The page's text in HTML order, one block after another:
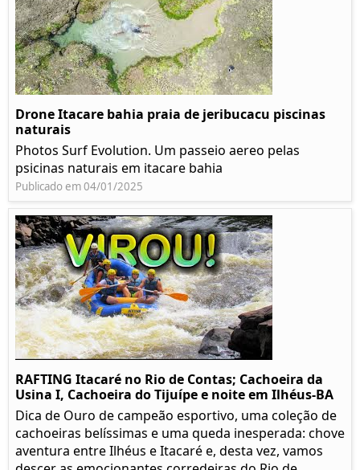
Drone Itacare bahia praia de jeribucacu piscinas
naturais
Photos Surf Evolution. Um passeio aereo pelas
psicinas naturais em itacare bahia
Publicado em 04/01/2025
RAFTING Itacaré no Rio de Contas; Cachoeira da
Usina I, Cachoeira do Tijuípe e noite em Ilhéus-BA
Dica de Ouro de campeão esportivo, uma coleção de
cachoeiras belíssimas e uma queda inesperada: chove
aventura entre Ilhéus e Itacaré e, desta vez, vamos